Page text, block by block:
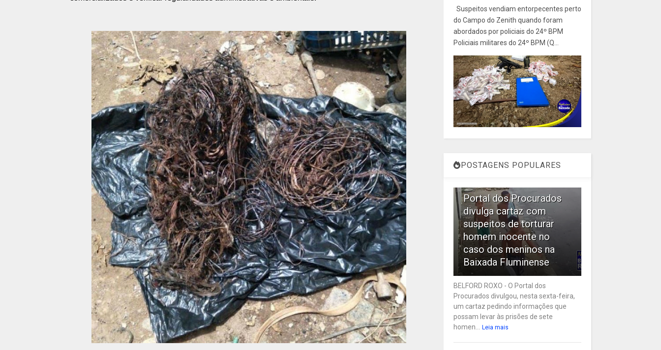
Suspeitos vendiam entorpecentes perto
do Campo do Zenith quando foram
abordados por policiais do 24º BPM
Policiais militares do 24º BPM (Q...
POSTAGENS POPULARES
Portal dos Procurados
divulga cartaz com
suspeitos de torturar
homem inocente no
caso dos meninos na
Baixada Fluminense
BELFORD ROXO - O Portal dos
Procurados divulgou, nesta sexta-feira,
um cartaz pedindo informações que
possam levar às prisões de sete
homen... Leia mais